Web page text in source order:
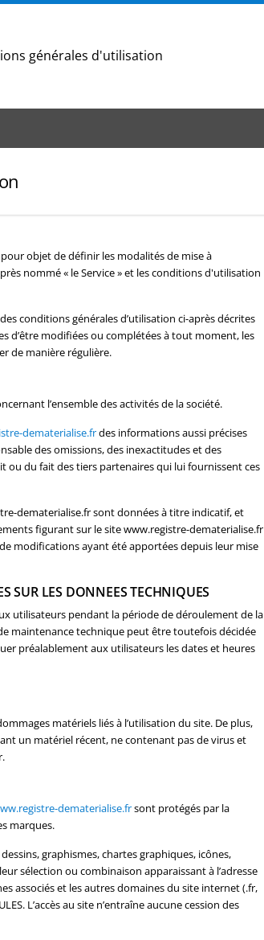
générales d'utilisation
objet de définir les modalités de mise à
nommé « le Service » et les conditions d'utilisation
conditions générales d’utilisation ci-après décrites
d’être modifiées ou complétées à tout moment, les
de manière régulière.
l’ensemble des activités de la société.
dematerialise.frdes informations aussi précises
des omissions, des inexactitudes et des
ou du fait des tiers partenaires qui lui fournissent ces
dematerialise.fr sont données à titre indicatif, et
figurant sur le site www.registre-dematerialise.fr
modifications ayant été apportées depuis leur mise
SUR LES DONNEES TECHNIQUES
utilisateurs pendant la période de déroulement de la
maintenance technique peut être toutefois décidée
préalablement aux utilisateurs les dates et heures
matériels liés à l’utilisation du site. De plus,
un matériel récent, ne contenant pas de virus et
dematerialise.frsont protégés par la
marques.
graphismes, chartes graphiques, icônes,
sélection ou combinaison apparaissant à l’adresse
associés et les autres domaines du site internet (.fr,
L’accès au site n’entraîne aucune cession des